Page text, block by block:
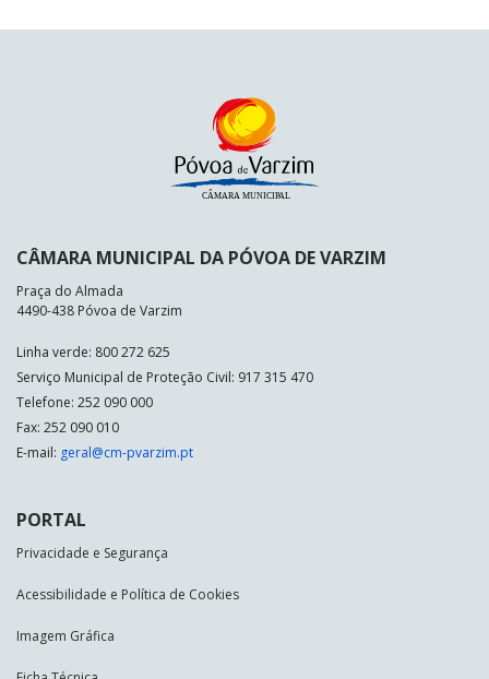
CÂMARA MUNICIPAL DA PÓVOA DE VARZIM
Praça do Almada
4490-438 Póvoa de Varzim
Linha verde: 800 272 625
Serviço Municipal de Proteção Civil: 917 315 470
Telefone: 252 090 000
Fax: 252 090 010
E-mail: geral@cm-pvarzim.pt
PORTAL
Privacidade e Segurança
Acessibilidade e Política de Cookies
Imagem Gráfica